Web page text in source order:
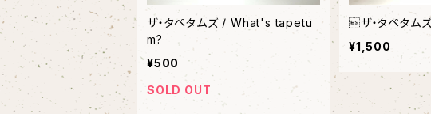
ザ・タペタムズ / What's tapetu
m?
¥500
SOLD OUT
ザ・タペタム
¥1,500